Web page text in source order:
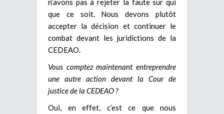
que ce soit. Nous devons plutôt
accepter la décision et continuer le
combat devant les juridictions de la
CEDEAO.
Vous comptez maintenant entreprendre
une autre action devant la Cour de
justice de la CEDEAO ?
Oui, en effet, c’est ce que nous